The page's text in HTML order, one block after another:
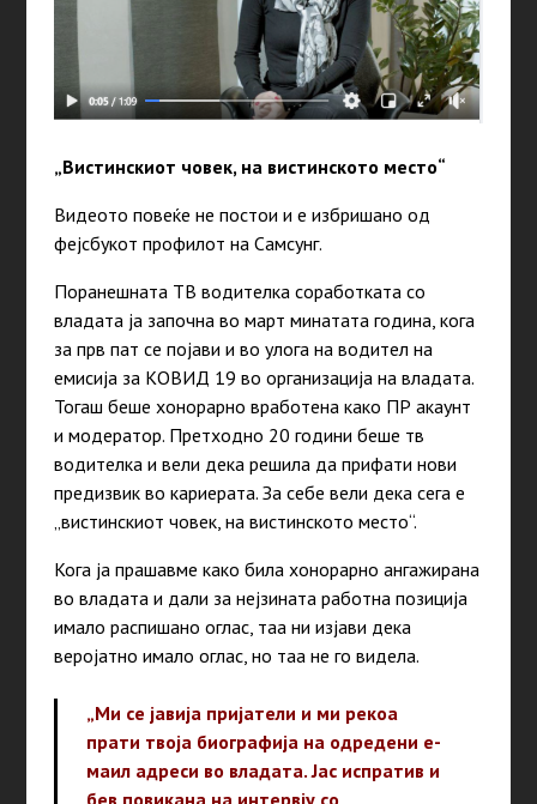
„Вистинскиот човек, на вистинското место“
Видеото повеќе не постои и е избришано од
фејсбукот профилот на Самсунг.
Поранешната ТВ водителка соработката со
владата ја започна во март минатата година, кога
за прв пат се појави и во улога на водител на
емисија за КОВИД 19 во организација на владата.
Тогаш беше хонорарно вработена како ПР акаунт
и модератор. Претходно 20 години беше тв
водителка и вели дека решила да прифати нови
предизвик во кариерата. За себе вели дека сега е
„вистинскиот човек, на вистинското место“.
Кога ја прашавме како била хонорарно ангажирана
во владата и дали за нејзината работна позиција
имало распишано оглас, таа ни изјави дека
веројатно имало оглас, но таа не го видела.
„Ми се јавија пријатели и ми рекоа
прати твоја биографија на одредени е-
маил адреси во владата. Јас испратив и
бев повикана на интервју со